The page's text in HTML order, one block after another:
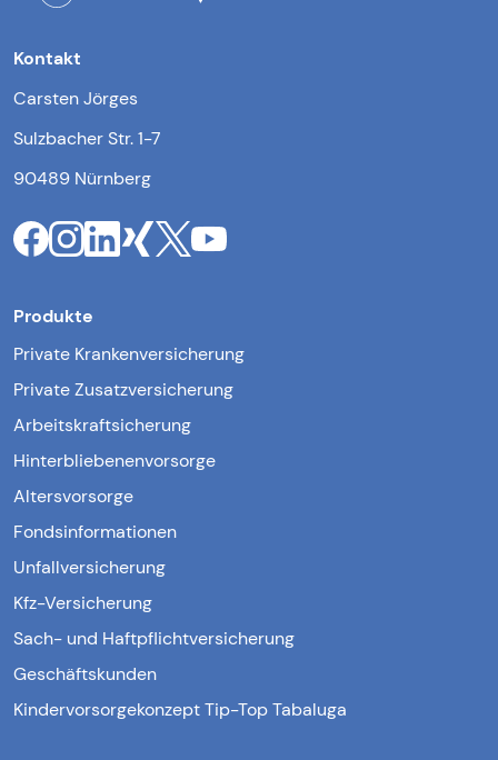
Kontakt
Carsten Jörges
Sulzbacher Str. 1-7
90489 Nürnberg
Produkte
Private Krankenversicherung
Private Zusatzversicherung
Arbeitskraftsicherung
Hinterbliebenenvorsorge
Altersvorsorge
Fondsinformationen
Unfallversicherung
Kfz-Versicherung
Sach- und Haftpflichtversicherung
Geschäftskunden
Kindervorsorgekonzept Tip-Top Tabaluga